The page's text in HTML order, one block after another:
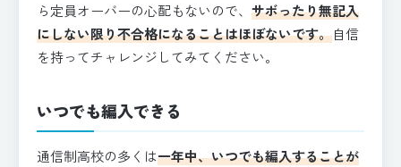
ら定員オーバーの心配もないので、 サボったり無記入
にしない限り不合格になることはほぼないです。自信
を持ってチャレンジしてみてください。
いつでも編入できる
通信制高校の多くは一年中、いつでも編入することが